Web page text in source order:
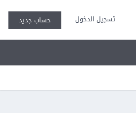
تسجيل الدخول حساب جديد